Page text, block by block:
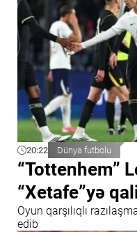
20:22 Dünya futbolu
“Tottenhem”
“Xetafe”yə
Oyun qarşılıqlı
edib